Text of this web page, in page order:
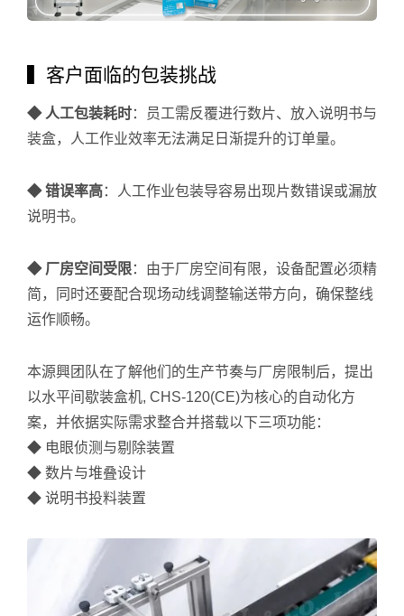
▍客户面临的包装挑战
◆ 人工包装耗时：员工需反覆进行数片、放入说明书与
装盒，人工作业效率无法满足日渐提升的订单量。
◆ 错误率高：人工作业包装导容易出现片数错误或漏放
说明书。
◆ 厂房空间受限：由于厂房空间有限，设备配置必须精
简，同时还要配合现场动线调整输送带方向，确保整线
运作顺畅。
本源興团队在了解他们的生产节奏与厂房限制后，提出
以水平间歇装盒机, CHS-120(CE)为核心的自动化方
案，并依据实际需求整合并搭载以下三项功能：
◆ 电眼侦测与剔除装置
◆ 数片与堆叠设计
◆ 说明书投料装置